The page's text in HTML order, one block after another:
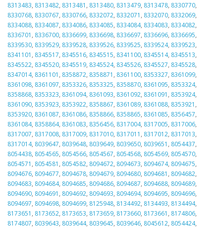
8313483, 8313482, 8313481 , 8313480, 8313479, 8313478, 8330770,
8330768, 8330767, 8330766, 8332072, 8332071 , 8332070, 8332069,
8334088, 8334087, 8334086, 8334085, 8334084, 8334083, 8334082,
8336701 , 8336700, 8336699, 8336698, 8336697, 8336696, 8336695,
8339530, 8339529, 8339528, 8339526, 8339525, 8339524, 8339523,
8341101 , 8345517, 8345516, 8345515, 8341100, 8345514, 8345513,
8345522, 8345520, 8345519, 8345524, 8345526, 8345527, 8345528,
8347014, 8361101 , 8358872, 8358871 , 8361100, 8353327, 8361099,
8361098, 8361097, 8353326, 8353325, 8358870, 8361095, 8353324,
8358868, 8353323, 8361094, 8361093, 8361092, 8361091 , 8353924,
8361090, 8353923, 8353922, 8358867, 8361089, 8361088, 8353921 ,
8353920, 8361087, 8361086, 8358866, 8358865, 8361085, 8356457,
8361084, 8358864, 8361083, 8356456, 8317004, 8317005, 8317006,
8317007, 8317008, 8317009, 8317010, 8317011 , 8317012, 8317013,
8317014, 8039647, 8039648, 8039649, 8039650, 8039651 , 8054437,
8054438, 8054565, 8054566, 8054567, 8054568, 8054569, 8054570,
8054571 , 8054581 , 8054582, 8094672, 8094673, 8094674, 8094675,
8094676, 8094677, 8094678, 8094679, 8094680, 8094681 , 8094682,
8094683, 8094684, 8094685, 8094686, 8094687, 8094688, 8094689,
8094690, 8094691 , 8094692, 8094693, 8094694, 8094695, 8094696,
8094697, 8094698, 8094699, 8125948, 8134492, 8134493, 8134494,
8173651 , 8173652, 8173653, 8173659, 8173660, 8173661 , 8174806,
8174807, 8039643, 8039644, 8039645, 8039646, 8045612, 8054424,